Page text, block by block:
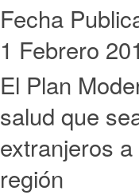
Fecha
1 Febrero
El Plan
salud que
extranjeros
región